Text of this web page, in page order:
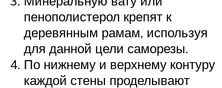
пенополистерол крепят к
деревянным рамам, используя
для данной цели саморезы.
По нижнему и верхнему контуру
каждой стены проделывают